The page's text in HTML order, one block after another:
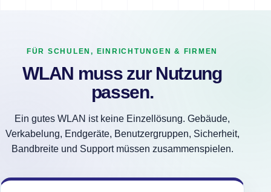
FÜR SCHULEN, EINRICHTUNGEN & FIRMEN
WLAN muss zur Nutzung
passen.
Ein gutes WLAN ist keine Einzellösung. Gebäude,
Verkabelung, Endgeräte, Benutzergruppen, Sicherheit,
Bandbreite und Support müssen zusammenspielen.